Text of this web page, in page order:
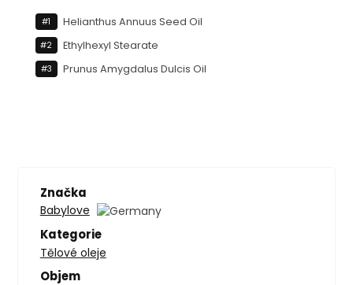
#1 Helianthus Annuus Seed Oil
#2 Ethylhexyl Stearate
#3 Prunus Amygdalus Dulcis Oil
Značka
Babylove
Kategorie
Tělové oleje
Objem